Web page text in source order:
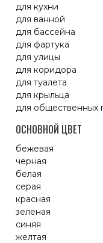
для кухни
для ванной
для бассейна
для фартука
для улицы
для коридора
для туалета
для крыльца
для общественных
ОСНОВНОЙ ЦВЕТ
бежевая
черная
белая
серая
красная
зеленая
синяя
желтая